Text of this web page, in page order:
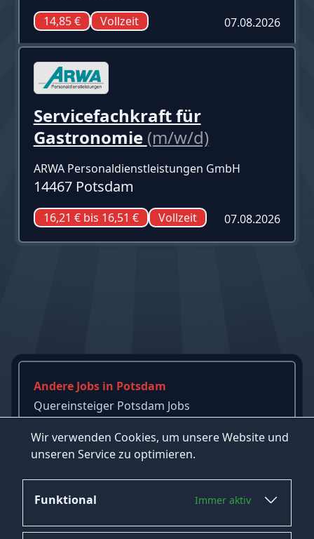
Wir verwenden Cookies, um unsere Website und
unseren Service zu optimieren.
Funktional Immer aktiv
14,85 € Vollzeit 07.08.2026
Servicefachkraft für
Gastronomie (m/w/d)
ARWA Personaldienstleistungen GmbH
14467 Potsdam
16,21 € bis 16,51 € Vollzeit 07.08.2026
Andere Jobs in Potsdam
Quereinsteiger Potsdam Jobs
Verwaltung Potsdam Jobs
Mehr Jobs in Potsdam ansehen